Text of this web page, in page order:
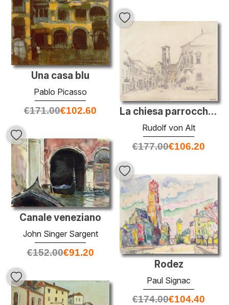
Una casa blu
Pablo Picasso
€171.00€102.60 La chiesa parrocchiale di Ofen
Rudolf von Alt
€177.00€106.20
Canale veneziano
John Singer Sargent
€152.00€91.20
Rodez
Paul Signac
€174.00€104.40